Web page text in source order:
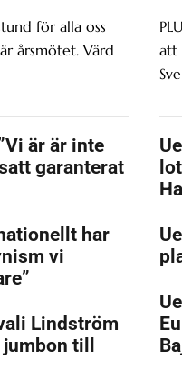
för alla oss
årsmötet. Värd
är är inte
garanterat
har
vi
Lindström
till
att